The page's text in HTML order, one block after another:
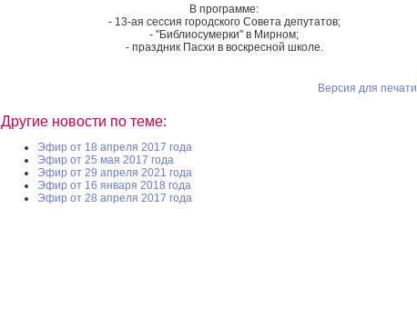
В программе:
- 13-ая сессия городского Совета депутатов;
- "Библиосумерки" в Мирном;
- праздник Пасхи в воскресной школе.
Версия для печати
Другие новости по теме:
Эфир от 18 апреля 2017 года
Эфир от 25 мая 2017 года
Эфир от 29 апреля 2021 года
Эфир от 16 января 2018 года
Эфир от 28 апреля 2017 года